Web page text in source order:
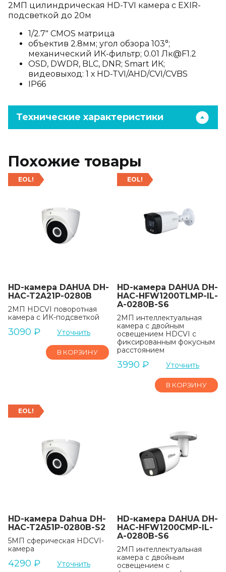
2МП цилиндрическая HD-TVI камера с EXIR-
подсветкой до 20м
1/2.7" CMOS матрица
объектив 2.8мм; угол обзора 103°;
механический ИК-фильтр; 0.01 Лк@F1.2
OSD, DWDR, BLC, DNR; Smart ИК;
видеовыход: 1 х HD-TVI/AHD/CVI/CVBS
IP66
Технические характеристики
Похожие товары
EOL!
HD-камера DAHUA DH-
HAC-T2A21P-0280B
2MП HDCVI поворотная
камера с ИК-подсветкой
3090 ₽ Уточнить
В КОРЗИНУ
EOL!
HD-камера DAHUA DH-
HAC-HFW1200TLMP-IL-
A-0280B-S6
2МП интеллектуальная
камера с двойным
освещением HDCVI с
фиксированным фокусным
расстоянием
3990 ₽ Уточнить
В КОРЗИНУ
EOL!
HD-камера Dahua DH-
HAC-T2A51P-0280B-S2
5МП сферическая HDCVI-
камера
4290 ₽ Уточнить
HD-камера DAHUA DH-
HAC-HFW1200CMP-IL-
A-0280B-S6
2МП интеллектуальная
камера с двойным
освещением с